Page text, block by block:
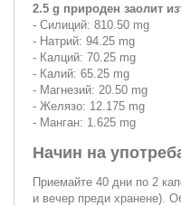
2.5 g природен заолит
- Силиций: 810.50 mg
- Натрий: 94.25 mg
- Калций: 70.25 mg
- Калий: 65.25 mg
- Магнезий: 20.50 mg
- Желязо: 12.175 mg
- Манган: 1.625 mg
Начин на
Приемайте 40 дни по 2
и вечер преди хранене).